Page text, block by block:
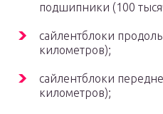
подшипники (100
сайлентблоки
километров);
сайлентблоки
километров);